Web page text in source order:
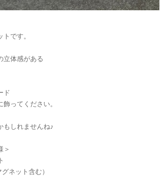
です。
立体感がある
ド
ってください。
もしれませんね♪
＞
ネット含む）